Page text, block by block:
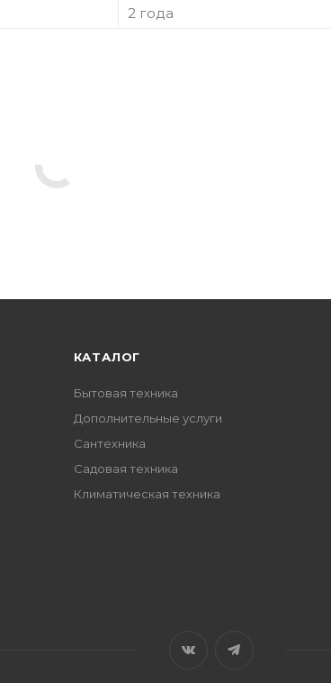
2 года
КАТАЛОГ
Бытовая техника
Дополнительные услуги
Сантехника
Садовая техника
Климатическая техника